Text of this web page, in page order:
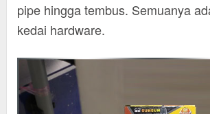
pipe hingga tembus. Semuanya
kedai hardware.